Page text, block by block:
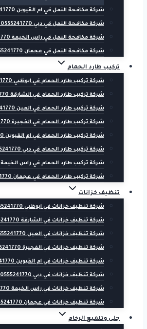
شركة مكافحة النمل في ام القيوين 0555241770 Sharja Dubai
شركة مكافحة النمل في دبي 0555241770 Sharja Dubai
شركة مكافحة النمل في راس الخيمة 0555241770 Sharja Dubai
شركة مكافحة النمل في عجمان 0555241770 Sharja Dubai
تركيب طارد الحمام
شركة تركيب طارد الحمام في ابوظبي 0555241770
شركة تركيب طارد الحمام في الشارقة 0555241770
شركة تركيب طارد الحمام في العين 0555241770
شركة تركيب طارد الحمام في الفجيرة 0555241770
شركة تركيب طارد الحمام في ام القيوين 0555241770
شركة تركيب طارد الحمام في دبي 0555241770
شركة تركيب طارد الحمام في راس الخيمة 0555241770
شركة تركيب طارد الحمام في عجمان 0555241770
تنظيف خزانات
شركة تنظيف خزانات في ابوظبي 0555241770
شركة تنظيف خزانات في الشارقة 0555241770
شركة تنظيف خزانات في العين 0555241770
شركة تنظيف خزانات في الفجيرة 0555241770
شركة تنظيف خزانات في ام القيوين 0555241770
شركة تنظيف خزانات في دبي 0555241770
شركة تنظيف خزانات في راس الخيمة 0555241770
شركة تنظيف خزانات في عجمان 0555241770
جلى وتلميع الرخام